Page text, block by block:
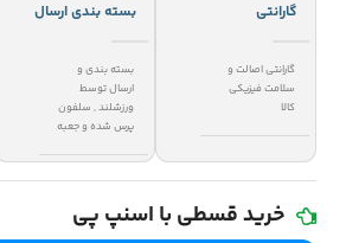
گارانتی
گارانتی اصالت و
سلامت فیزیکی
کالا
بسته بندی ارسال
بسته بندی و
ارسال توسط
ورزشلند, سلفون
پرس شده و جعبه
خرید قسطی با اسنپ پی